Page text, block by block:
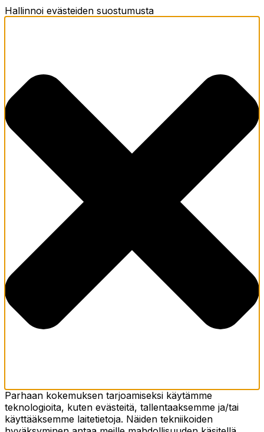
Hallinnoi evästeiden suostumusta
Parhaan kokemuksen tarjoamiseksi käytämme
teknologioita, kuten evästeitä, tallentaaksemme ja/tai
käyttääksemme laitetietoja. Näiden tekniikoiden